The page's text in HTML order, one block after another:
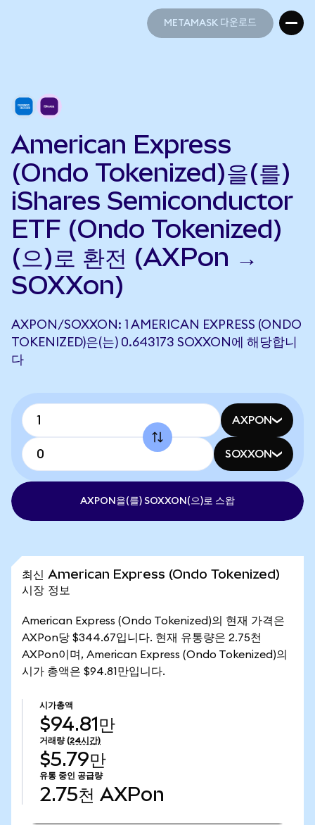
METAMASK 다운로드
American Express
(Ondo Tokenized)을(를)
iShares Semiconductor
ETF (Ondo Tokenized)
(으)로 환전 (AXPon →
SOXXon)
AXPON/SOXXON: 1 AMERICAN EXPRESS (ONDO
TOKENIZED)은(는) 0.643173 SOXXON에 해당합니
다
AXPON
SOXXON
AXPON을(를) SOXXON(으)로 스왑
최신 American Express (Ondo Tokenized)
시장 정보
American Express (Ondo Tokenized)의 현재 가격은
AXPon당 $344.67입니다. 현재 유통량은 2.75천
AXPon이며, American Express (Ondo Tokenized)의
시가 총액은 $94.81만입니다.
시가총액
$94.81만
거래량 (24시간)
$5.79만
유통 중인 공급량
2.75천 AXPon